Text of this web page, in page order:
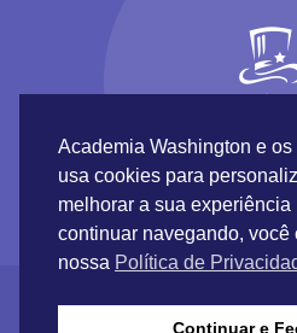
Academia Washington e
usa cookies para
melhorar a sua experiência
continuar navegando, você
nossa Política de
Continuar e